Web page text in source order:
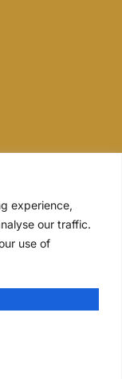
experience,
our traffic.
use of